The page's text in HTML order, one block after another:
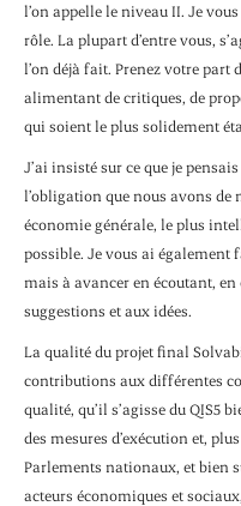
l’on appelle le niveau II. Je
rôle. La plupart d’entre vous,
l’on déjà fait. Prenez votre part
alimentant de critiques, de
qui soient le plus solidement
J’ai insisté sur ce que je
l’obligation que nous avons
économie générale, le plus
possible. Je vous ai
mais à avancer en écoutant,
suggestions et aux idées.
La qualité du projet final
contributions aux différentes
qualité, qu’il s’agisse du QIS5
des mesures d’exécution et,
Parlements nationaux, et bien
acteurs économiques et